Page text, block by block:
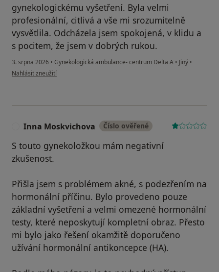
gynekologickému vyšetření. Byla velmi
profesionální, citlivá a vše mi srozumitelně
vysvětlila. Odcházela jsem spokojená, v klidu a
s pocitem, že jsem v dobrých rukou.
3. srpna 2026 • Gynekologická ambulance- centrum Delta A • Jiný •
podle názoru uživatele Lucie
Nahlásit zneužití
Inna Moskvichova Číslo ověřené
S touto gynekoložkou mám negativní
zkušenost.
Přišla jsem s problémem akné, s podezřením na
hormonální příčinu. Bylo provedeno pouze
základní vyšetření a velmi omezené hormonální
testy, které neposkytují kompletní obraz. Přesto
mi bylo jako řešení okamžitě doporučeno
užívání hormonální antikoncepce (HA).